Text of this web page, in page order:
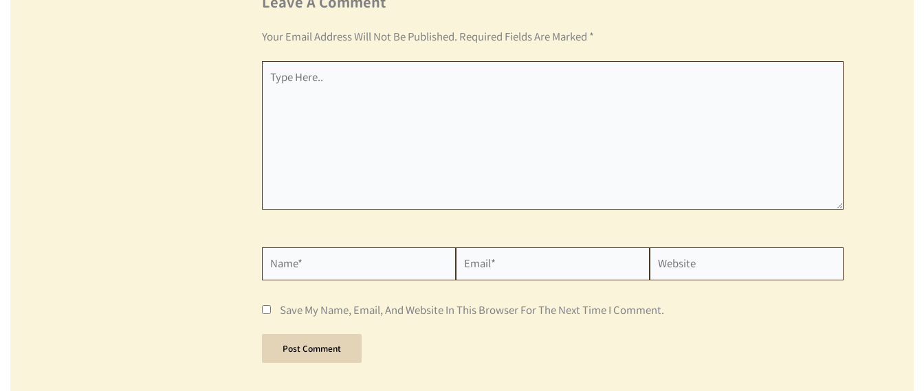
Leave A Comment
Your Email Address Will Not Be Published. Required Fields Are Marked *
Here..
Save My Name, Email, And Website In This Browser For The Next Time I Comment.